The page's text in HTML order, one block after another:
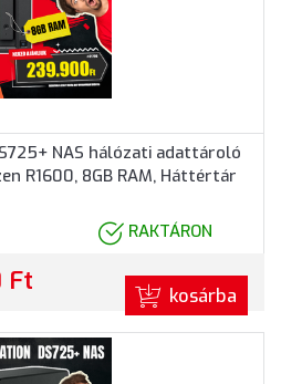
NAS hálózati adattároló
R1600, 8GB RAM, Háttértár
RAKTÁRON
Ft kosárba